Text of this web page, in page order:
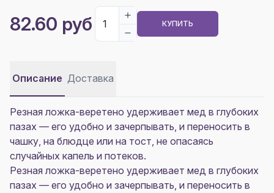
82.60 руб КУПИТЬ
Описание Доставка
Резная ложка-веретено удерживает мед в глубоких
пазах — его удобно и зачерпывать, и переносить в
чашку, на блюдце или на тост, не опасаясь
случайных капель и потеков.
Резная ложка-веретено удерживает мед в глубоких
пазах — его удобно и зачерпывать, и переносить в